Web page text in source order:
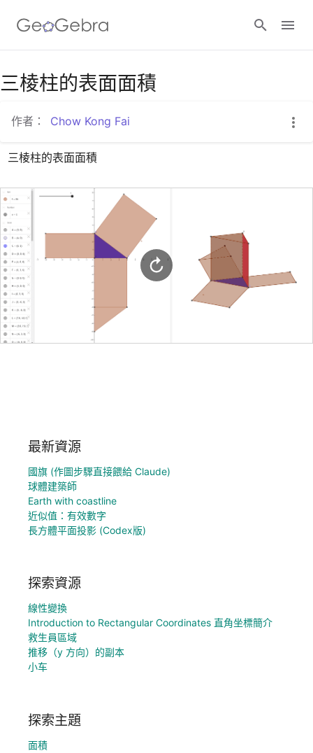
Google Classroom
GeoGebra Classroom
三棱柱的表面面積
作者： Chow Kong Fai
三棱柱的表面面積
最新資源
國旗 (作圖步驟直接餵給 Claude)
球體建築師
Earth with coastline
近似值：有效數字
長方體平面投影 (Codex版)
探索資源
線性變換
Introduction to Rectangular Coordinates 直角坐標簡介
救生員區域
推移（y 方向）的副本
小车
探索主題
面積